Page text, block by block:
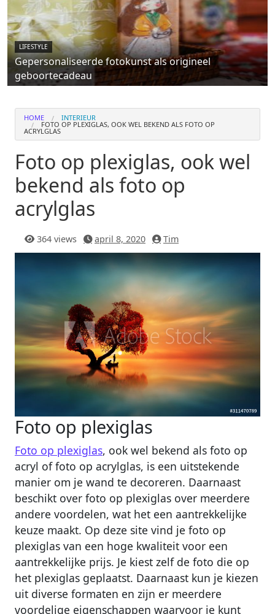
LIFESTYLE
Gepersonaliseerde fotokunst als origineel
geboortecadeau
HOME INTERIEUR
FOTO OP PLEXIGLAS, OOK WEL BEKEND ALS FOTO OP
ACRYLGLAS
Foto op plexiglas, ook wel
bekend als foto op
acrylglas
364 views april 8, 2020 Tim
Foto op plexiglas
Foto op plexiglas, ook wel bekend als foto op
acryl of foto op acrylglas, is een uitstekende
manier om je wand te decoreren. Daarnaast
beschikt over foto op plexiglas over meerdere
andere voordelen, wat het een aantrekkelijke
keuze maakt. Op deze site vind je foto op
plexiglas van een hoge kwaliteit voor een
aantrekkelijke prijs. Je kiest zelf de foto die op
het plexiglas geplaatst. Daarnaast kun je kiezen
uit diverse formaten en zijn er meerdere
voordelige eigenschappen waarvoor je kunt